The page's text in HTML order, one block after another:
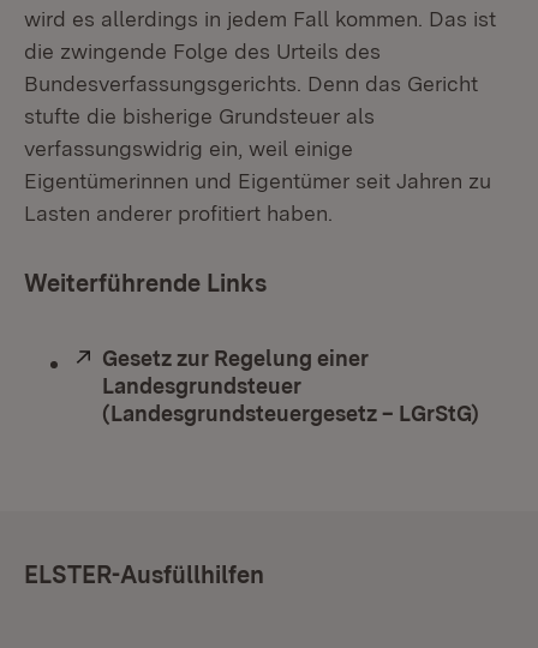
wird es allerdings in jedem Fall kommen. Das ist
die zwingende Folge des Urteils des
Bundesverfassungsgerichts. Denn das Gericht
stufte die bisherige Grundsteuer als
verfassungswidrig ein, weil einige
Eigentümerinnen und Eigentümer seit Jahren zu
Lasten anderer profitiert haben.
Weiterführende Links
Extern:
Gesetz zur Regelung einer
Landesgrundsteuer
(Landesgrundsteuergesetz – LGrStG)
ELSTER-Ausfüllhilfen